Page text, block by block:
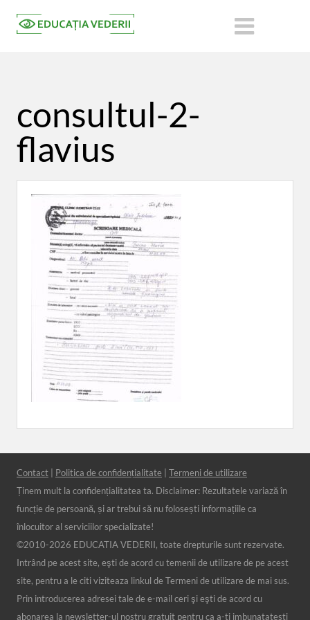
consultul-2-
flavius
Contact Politica de confidențialitate
Termeni de utilizare
Ținem mult la confidențialitatea ta. Disclaimer: Rezultatele variază în
funcție de persoană, și ar trebui să nu folosești informațiile ca
înlocuitor al serviciilor specializate!
©2010-2026 EDUCATIA VEDERII, toate drepturile sunt rezervate.
Intrând pe acest site, eşti de acord cu temenii de utilizare de pe acest
site, pentru a le citi viziteaza linkul de Termeni de utilizare de mai sus.
Prin introducerea adresei tale de e-mail ceri şi eşti de acord cu
abonarea la newsletter-ul nostru gratuit pentru ca a-ti imbunatatesti